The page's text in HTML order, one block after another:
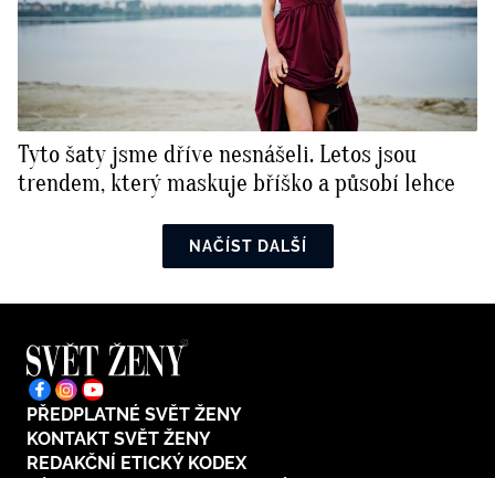
Tyto šaty jsme dříve nesnášeli. Letos jsou
trendem, který maskuje bříško a působí lehce
NAČÍST DALŠÍ
PŘEDPLATNÉ SVĚT ŽENY
KONTAKT SVĚT ŽENY
REDAKČNÍ ETICKÝ KODEX